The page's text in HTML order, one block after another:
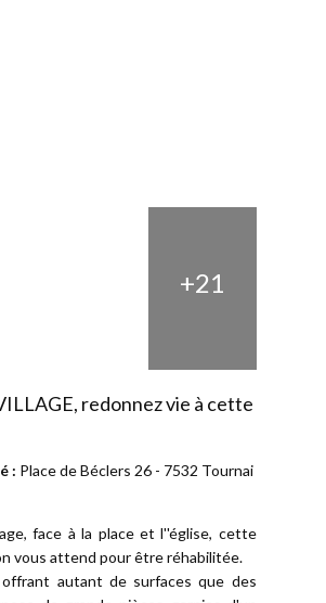
+21
redonnez vie à cette
: Place de Béclers 26 - 7532 Tournai
face à la place et l''église, cette
vous attend pour être réhabilitée.
offrant autant de surfaces que des